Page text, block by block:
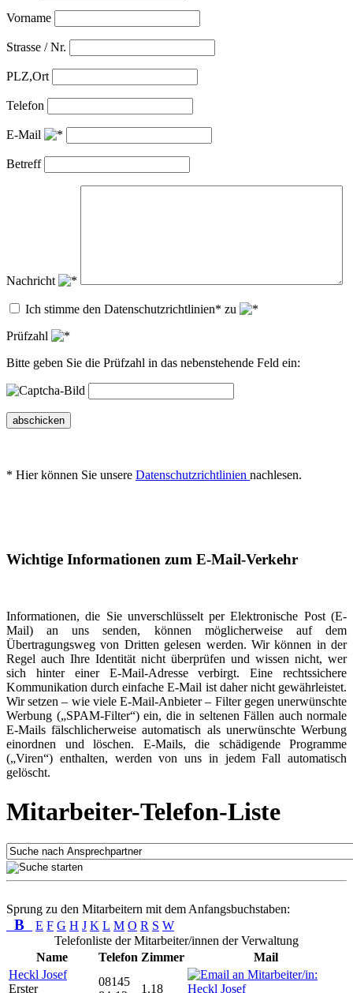
Vorname
Strasse / Nr.
PLZ,Ort
Telefon
E-Mail
Betreff
Nachricht
Ich stimme den Datenschutzrichtlinien* zu
Prüfzahl
Bitte geben Sie die Prüfzahl in das nebenstehende Feld ein:
abschicken
* Hier können Sie unsere Datenschutzrichtlinien nachlesen.
Wichtige Informationen zum E-Mail-Verkehr
Informationen, die Sie unverschlüsselt per Elektronische Post (E-
Mail) an uns senden, können möglicherweise auf dem
Übertragungsweg von Dritten gelesen werden. Wir können in der
Regel auch Ihre Identität nicht überprüfen und wissen nicht, wer
sich hinter einer E-Mail-Adresse verbirgt. Eine rechtssichere
Kommunikation durch einfache E-Mail ist daher nicht gewährleistet.
Wir setzen – wie viele E-Mail-Anbieter – Filter gegen unerwünschte
Werbung („SPAM-Filter“) ein, die in seltenen Fällen auch normale
E-Mails fälschlicherweise automatisch als unerwünschte Werbung
einordnen und löschen. E-Mails, die schädigende Programme
(„Viren“) enthalten, werden von uns in jedem Fall automatisch
gelöscht.
Mitarbeiter-Telefon-Liste
Sprung zu den Mitarbeitern mit dem Anfangsbuchstaben:
B E F G H J K L M O R S W
Telefonliste der Mitarbeiter/innen der Verwaltung
Name
Telefon Zimmer
Mail
Heckl Josef
Erster
08145
1.18